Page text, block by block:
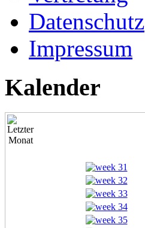
Datenschutz
Impressum
Kalender